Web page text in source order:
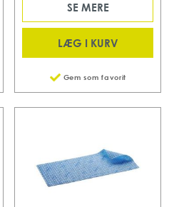
SE MERE
LÆG I KURV
Gem som favorit